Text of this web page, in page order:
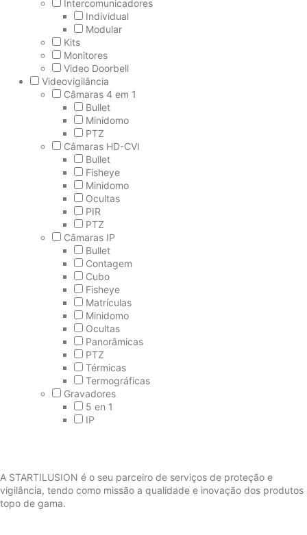
Intercomunicadores
Individual
Modular
Kits
Monitores
Video Doorbell
Videovigilância
Câmaras 4 em 1
Bullet
Minidomo
PTZ
Câmaras HD-CVI
Bullet
Fisheye
Minidomo
Ocultas
PIR
PTZ
Câmaras IP
Bullet
Contagem
Cubo
Fisheye
Matrículas
Minidomo
Ocultas
Panorâmicas
PTZ
Térmicas
Termográficas
Gravadores
5 en 1
IP
A STARTILUSION é o seu parceiro de serviços de proteção e
vigilância, tendo como missão a qualidade e inovação dos produtos
topo de gama.